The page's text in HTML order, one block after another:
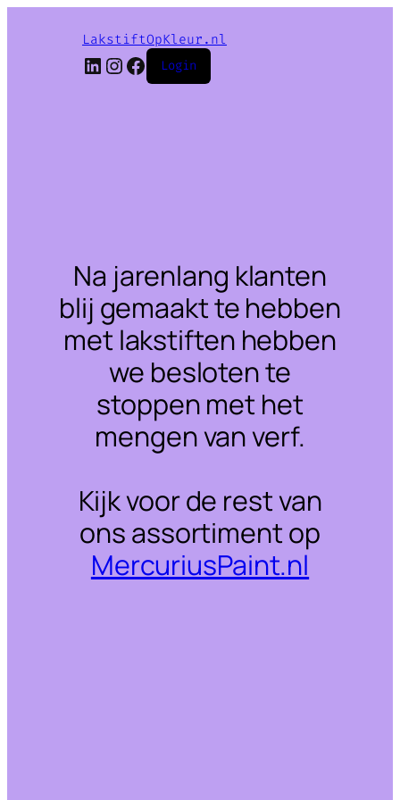
LakstiftOpKleur.nl
LinkedIn
Instagram
Facebook
Login
Na jarenlang klanten
blij gemaakt te hebben
met lakstiften hebben
we besloten te
stoppen met het
mengen van verf.
Kijk voor de rest van
ons assortiment op
MercuriusPaint.nl